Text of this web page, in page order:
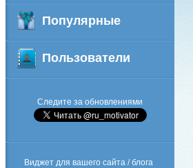
Популярные
Пользователи
Следите за обновлениями
Виджет для вашего сайта / блога